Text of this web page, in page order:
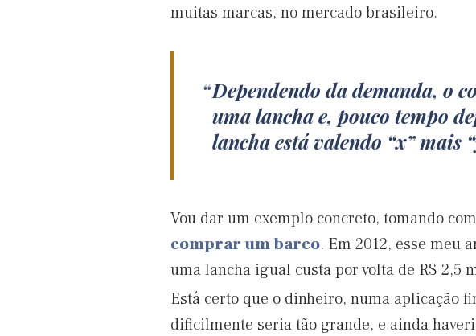
muitas marcas, no mercado brasileiro.
Dependendo da demanda, o
uma lancha e, pouco tempo
lancha está valendo “x” mais
Vou dar um exemplo concreto, tomando
comprar um barco. Em 2012, esse meu
uma lancha igual custa por volta de R$ 2,5
Está certo que o dinheiro, numa aplicação
dificilmente seria tão grande, e ainda